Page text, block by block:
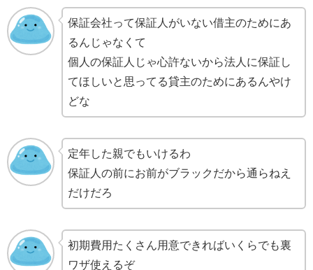
保証会社って保証人がいない借主のためにあ
るんじゃなくて
個人の保証人じゃ心許ないから法人に保証し
てほしいと思ってる貸主のためにあるんやけ
どな
定年した親でもいけるわ
保証人の前にお前がブラックだから通らねえ
だけだろ
初期費用たくさん用意できればいくらでも裏
ワザ使えるぞ